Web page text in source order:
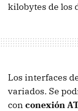
kilobytes de los
Los interfaces
variados. Se
con conexión